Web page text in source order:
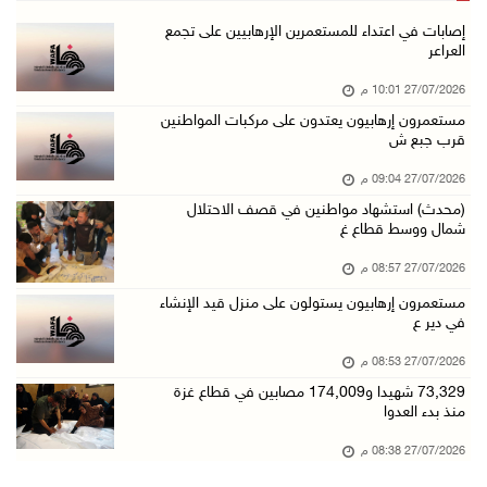
إصابات في اعتداء للمستعمرين الإرهابيين على تجمع
العراعر
27/07/2026 10:01 م
مستعمرون إرهابيون يعتدون على مركبات المواطنين
قرب جبع ش
27/07/2026 09:04 م
(محدث) استشهاد مواطنين في قصف الاحتلال
شمال ووسط قطاع غ
27/07/2026 08:57 م
مستعمرون إرهابيون يستولون على منزل قيد الإنشاء
في دير ع
27/07/2026 08:53 م
73,329 شهيدا و174,009 مصابين في قطاع غزة
منذ بدء العدوا
27/07/2026 08:38 م